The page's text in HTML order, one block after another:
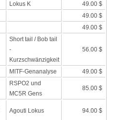
Lokus K
49.00 $
49.00 $
49.00 $
Short tail / Bob tail
-
Kurzschwänzigkeit
56.00 $
MITF-Genanalyse 49.00 $
RSPO2 und
MC5R Gens
85.00 $
Agouti Lokus 94.00 $